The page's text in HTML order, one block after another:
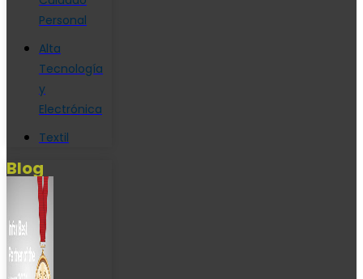
Personal
Alta
Tecnología
y
Electrónica
Textil
Blog